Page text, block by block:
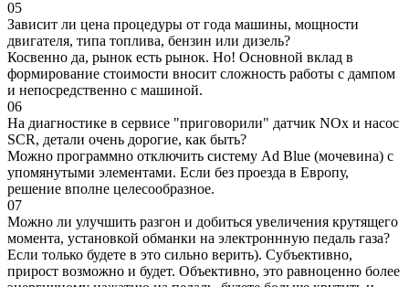
05
Зависит ли цена процедуры от года машины, мощности
двигателя, типа топлива, бензин или дизель?
Косвенно да, рынок есть рынок. Но! Основной вклад в
формирование стоимости вносит сложность работы с дампом
и непосредственно с машиной.
06
На диагностике в сервисе "приговорили" датчик NOx и насос
SCR, детали очень дорогие, как быть?
Можно программно отключить систему Ad Blue (мочевина) с
упомянутыми элементами. Если без проезда в Европу,
решение вполне целесообразное.
07
Можно ли улучшить разгон и добиться увеличения крутящего
момента, установкой обманки на электроннную педаль газа?
Если только будете в это сильно верить). Субъективно,
прирост возможно и будет. Объективно, это равноценно более